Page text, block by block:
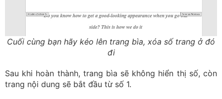
Cuối cùng bạn hãy kéo lên trang bìa, xóa số trang ở đó
đi
Sau khi hoàn thành, trang bìa sẽ không hiển thị số, còn
trang nội dung sẽ bắt đầu từ số 1.